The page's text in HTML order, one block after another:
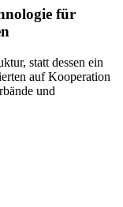
für
statt dessen ein
auf Kooperation
und